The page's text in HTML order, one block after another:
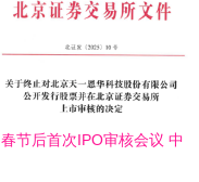
春节后首次IPO审核会议 中